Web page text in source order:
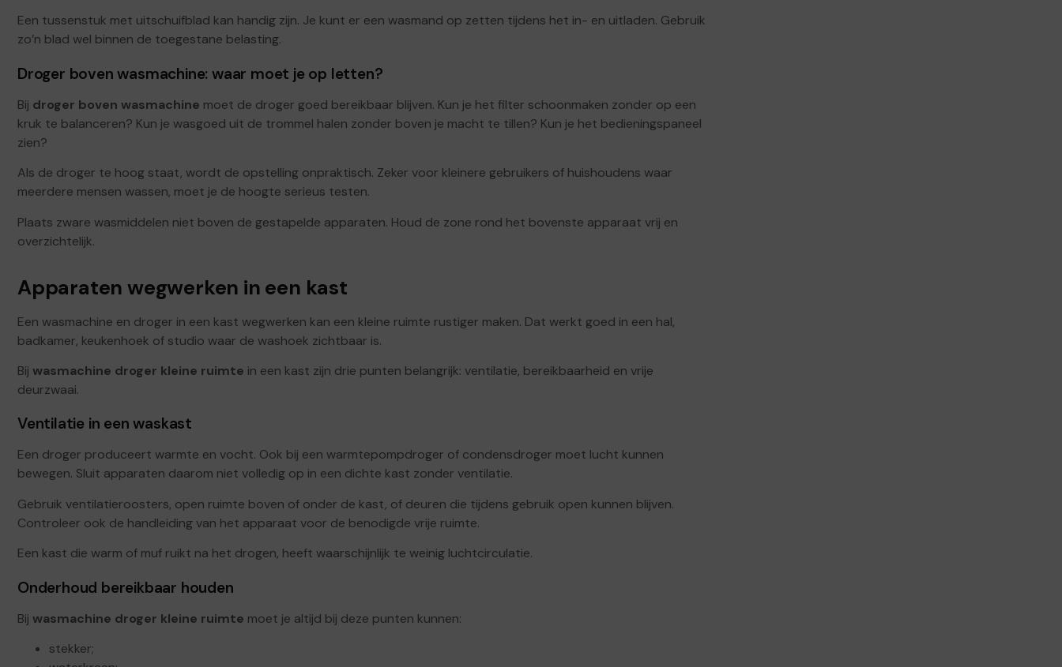
Een tussenstuk met uitschuifblad kan handig zijn. Je kunt er een wasmand op zetten tijdens het in- en uitladen. Gebruik
zo’n blad wel binnen de toegestane belasting.
Droger boven wasmachine: waar moet je op letten?
Bij droger boven wasmachine moet de droger goed bereikbaar blijven. Kun je het filter schoonmaken zonder op een
kruk te balanceren? Kun je wasgoed uit de trommel halen zonder boven je macht te tillen? Kun je het bedieningspaneel
zien?
Als de droger te hoog staat, wordt de opstelling onpraktisch. Zeker voor kleinere gebruikers of huishoudens waar
meerdere mensen wassen, moet je de hoogte serieus testen.
Plaats zware wasmiddelen niet boven de gestapelde apparaten. Houd de zone rond het bovenste apparaat vrij en
overzichtelijk.
Apparaten wegwerken in een kast
Een wasmachine en droger in een kast wegwerken kan een kleine ruimte rustiger maken. Dat werkt goed in een hal,
badkamer, keukenhoek of studio waar de washoek zichtbaar is.
Bij wasmachine droger kleine ruimte in een kast zijn drie punten belangrijk: ventilatie, bereikbaarheid en vrije
deurzwaai.
Ventilatie in een waskast
Een droger produceert warmte en vocht. Ook bij een warmtepompdroger of condensdroger moet lucht kunnen
bewegen. Sluit apparaten daarom niet volledig op in een dichte kast zonder ventilatie.
Gebruik ventilatieroosters, open ruimte boven of onder de kast, of deuren die tijdens gebruik open kunnen blijven.
Controleer ook de handleiding van het apparaat voor de benodigde vrije ruimte.
Een kast die warm of muf ruikt na het drogen, heeft waarschijnlijk te weinig luchtcirculatie.
Onderhoud bereikbaar houden
Bij wasmachine droger kleine ruimte moet je altijd bij deze punten kunnen:
stekker;